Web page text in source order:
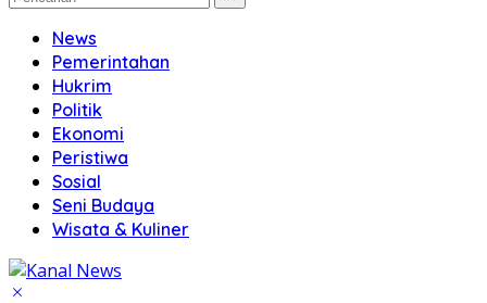
News
Pemerintahan
Hukrim
Politik
Ekonomi
Peristiwa
Sosial
Seni Budaya
Wisata & Kuliner